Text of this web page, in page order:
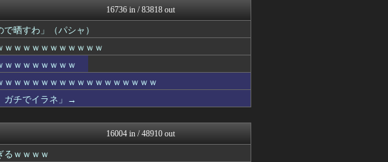
乃木坂46まとめ 乃木りん...
ﾀﾋにた...
基地沢直樹-復讐・修羅場・...
めての夜...
素敵な鬼女様
夜だろう...
基地沢直樹-復讐・修羅場・...
と大喧嘩...
喪女リカ喪女ルカ┃鬼女・生...
るだけや...
基地沢直樹-復讐・修羅場・...
ガールズVIPまとめ
国難にあってもの申す！！
ガールズVIPまとめ
16736 in / 83818 out
晒すわ」（パシャ）
ｗｗｗｗｗｗｗｗｗｗｗ
ｗｗｗｗｗｗｗｗ
ｗｗｗｗｗｗｗｗｗｗｗｗｗｗｗｗｗ
ガチでイラネ」→
16004 in / 48910 out
るｗｗｗｗ